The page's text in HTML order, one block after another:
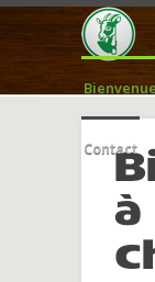
Bienvenue
Contact
à